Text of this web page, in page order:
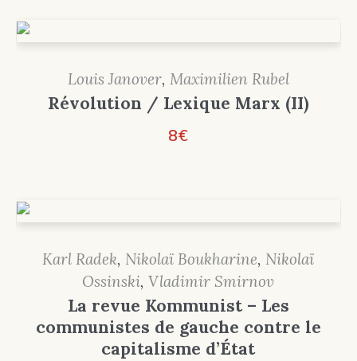
Louis Janover, Maximilien Rubel
Révolution / Lexique Marx (II)
8€
Karl Radek, Nikolaï Boukharine, Nikolaï
Ossinski,Vladimir Smirnov
La revue Kommunist – Les
communistes de gauche contre le
capitalisme d’État